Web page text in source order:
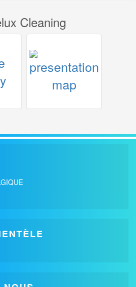
Cleaning
CLEANING
renovation
CLEANING
renovation